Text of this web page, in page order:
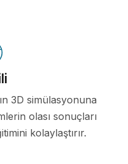
3D simülasyonuna
olası sonuçları
kolaylaştırır.